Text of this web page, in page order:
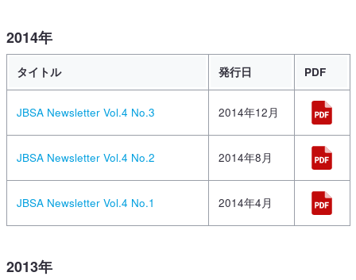
2014年
タイトル 発行日 PDF
JBSA Newsletter Vol.4 No.3 2014年12月
JBSA Newsletter Vol.4 No.2 2014年8月
JBSA Newsletter Vol.4 No.1 2014年4月
2013年